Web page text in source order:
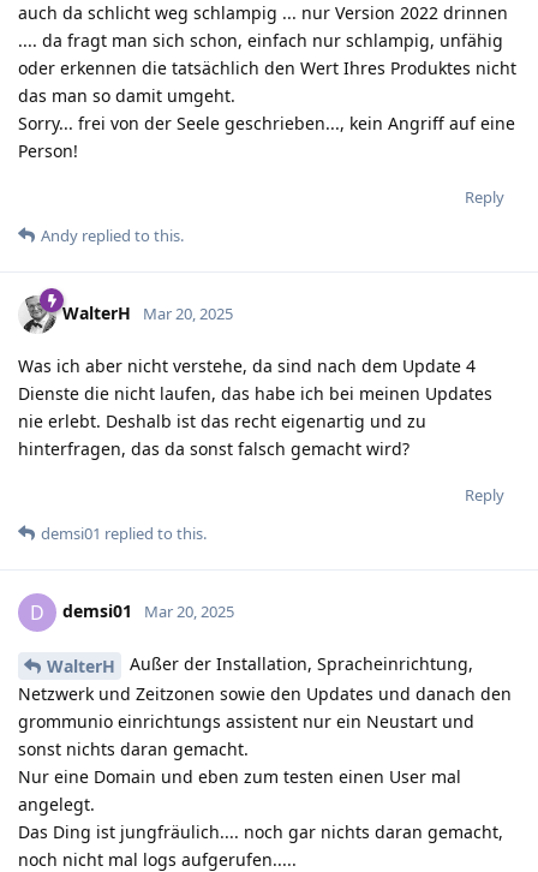
auch da schlicht weg schlampig ... nur Version 2022 drinnen
.... da fragt man sich schon, einfach nur schlampig, unfähig
oder erkennen die tatsächlich den Wert Ihres Produktes nicht
das man so damit umgeht.
Sorry... frei von der Seele geschrieben..., kein Angriff auf eine
Person!
Reply
Andy replied to this.
WalterH Mar 20, 2025
Was ich aber nicht verstehe, da sind nach dem Update 4
Dienste die nicht laufen, das habe ich bei meinen Updates
nie erlebt. Deshalb ist das recht eigenartig und zu
hinterfragen, das da sonst falsch gemacht wird?
Reply
demsi01 replied to this.
D demsi01 Mar 20, 2025
WalterH
Außer der Installation, Spracheinrichtung,
Netzwerk und Zeitzonen sowie den Updates und danach den
grommunio einrichtungs assistent nur ein Neustart und
sonst nichts daran gemacht.
Nur eine Domain und eben zum testen einen User mal
angelegt.
Das Ding ist jungfräulich.... noch gar nichts daran gemacht,
noch nicht mal logs aufgerufen.....